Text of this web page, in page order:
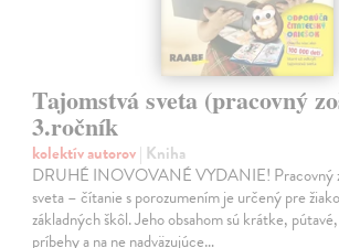
Tajomstvá sveta (pracovný
3.ročník
kolektív autorov| Kniha
DRUHÉ INOVOVANÉ VYDANIE! Pracovný
sveta – čítanie s porozumením je určený pre
základných škôl. Jeho obsahom sú krátke,
príbehy a na ne nadväzujúce…